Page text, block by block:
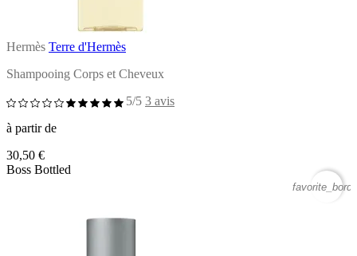
Hermès Terre d'Hermès
Shampooing Corps et Cheveux
5/5 3 avis
à partir de
30,50 €
Boss Bottled